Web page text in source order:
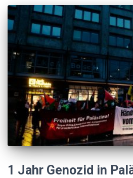
1 Jahr Genozid in